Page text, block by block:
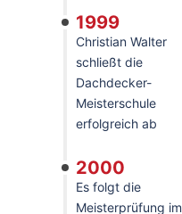
1999
Christian Walter
schließt die
Dachdecker-
Meisterschule
erfolgreich ab
2000
Es folgt die
Meisterprüfung im